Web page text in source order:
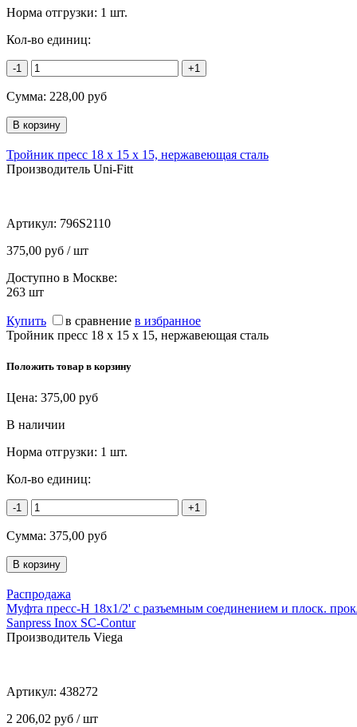
Норма отгрузки: 1 шт.
Кол-во единиц:
-1 +1
Сумма: 228,00 руб
Тройник пресс 18 х 15 х 15, нержавеющая сталь
Производитель Uni-Fitt
Артикул: 796S2110
375,00 руб / шт
Доступно в Москве:
263 шт
Купить в сравнение в избранное
Тройник пресс 18 х 15 х 15, нержавеющая сталь
Положить товар в корзину
Цена: 375,00 руб
В наличии
Норма отгрузки: 1 шт.
Кол-во единиц:
-1 +1
Сумма: 375,00 руб
Распродажа
Муфта пресс-Н 18x1/2' с разъемным соединением и плоск.
Sanpress Inox SC-Contur
Производитель Viega
Артикул: 438272
2 206,02 руб / шт